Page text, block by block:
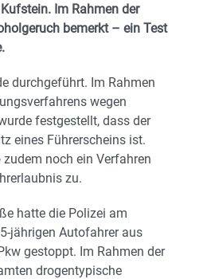
Im Rahmen der
bemerkt – ein Test
durchgeführt. Im Rahmen
wegen
festgestellt, dass der
eines Führerscheins ist.
noch ein Verfahren
zu.
hatte die Polizei am
jährigen Autofahrer aus
gestoppt. Im Rahmen der
drogentypische